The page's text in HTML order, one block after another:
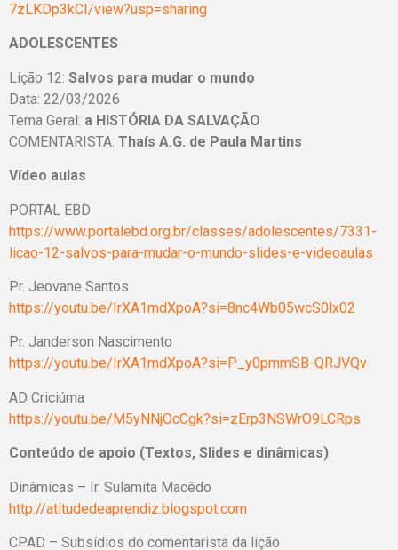
7zLKDp3kCI/view?usp=sharing
ADOLESCENTES
Lição 12: Salvos para mudar o mundo
Data: 22/03/2026
Tema Geral: a HISTÓRIA DA SALVAÇÃO
COMENTARISTA: Thaís A.G. de Paula Martins
Vídeo aulas
PORTAL EBD
https://www.portalebd.org.br/classes/adolescentes/7331-
licao-12-salvos-para-mudar-o-mundo-slides-e-videoaulas
Pr. Jeovane Santos
https://youtu.be/IrXA1mdXpoA?si=8nc4Wb05wcS0lx02
Pr. Janderson Nascimento
https://youtu.be/IrXA1mdXpoA?si=P_y0pmmSB-QRJVQv
AD Criciúma
https://youtu.be/M5yNNjOcCgk?si=zErp3NSWrO9LCRps
Conteúdo de apoio (Textos, Slides e dinâmicas)
Dinâmicas – Ir. Sulamita Macêdo
http://atitudedeaprendiz.blogspot.com
CPAD – Subsídios do comentarista da lição